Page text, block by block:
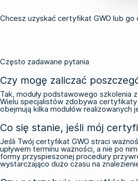
Chcesz uzyskać certyfikat GWO lub go
Często zadawane pytania
Czy mogę zaliczać
Tak, moduły podstawowego szkolenia
Wielu specjalistów zdobywa
obejmują kilka modułów
Co się stanie, jeśli mój
Jeśli Twój certyfikat GWO straci
upływem terminu ważności, a nie po
formy przyspieszonej procedury
wystarczająco dużo czasu na